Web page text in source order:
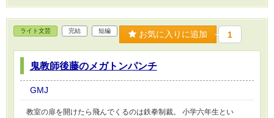
ライト文芸 完結 短編 お気に入りに追加 1
鬼教師後藤のメガトンパンチ
GMJ
教室の扉を開けたら飛んでくるのは鉄拳制裁。 小学六年生とい